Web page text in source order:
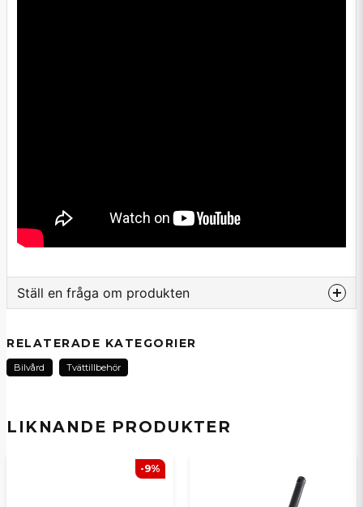
LIKNANDE PRODUKTER
-9%
Ställ en fråga om produkten
Fråga oss om denna produkt...
Namn
RELATERADE KATEGORIER
Bilvård Tvättillbehör